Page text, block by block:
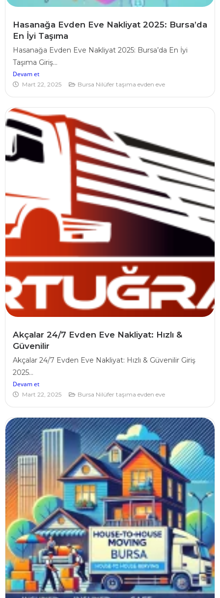
Hasanağa Evden Eve Nakliyat 2025: Bursa’da
En İyi Taşıma
Hasanağa Evden Eve Nakliyat 2025: Bursa’da En İyi
Taşıma Giriş...
Devam et
Mart 22, 2025 Bursa Nilüfer taşıma evden eve
Akçalar 24/7 Evden Eve Nakliyat: Hızlı &
Güvenilir
Akçalar 24/7 Evden Eve Nakliyat: Hızlı & Güvenilir Giriş
2025...
Devam et
Mart 22, 2025 Bursa Nilüfer taşıma evden eve